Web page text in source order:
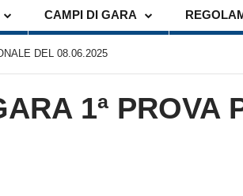
CAMPI DI GARA
DEL 08.06.2025
1ª PROVA